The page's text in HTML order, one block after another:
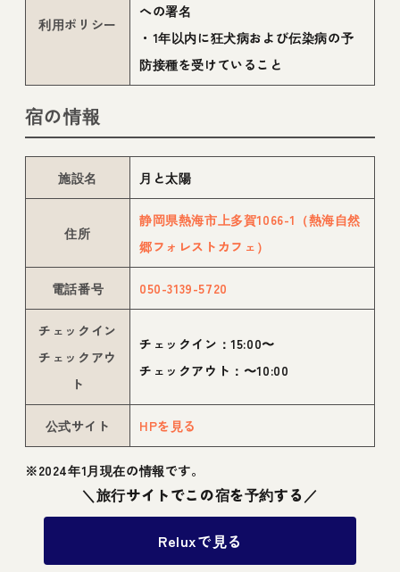
利用ポリシー
への署名
・1年以内に狂犬病および伝染病の予
防接種を受けていること
宿の情報
施設名 月と太陽
住所
静岡県熱海市上多賀1066-1（熱海自然
郷フォレストカフェ）
電話番号 050-3139-5720
チェックイン
チェックアウ
ト
チェックイン：15:00〜
チェックアウト：〜10:00
公式サイト HPを見る
※2024年1月現在の情報です。
＼旅行サイトでこの宿を予約する／
Reluxで見る